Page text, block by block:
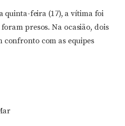
quinta-feira (17), a vítima foi
presos. Na ocasião, dois
com as equipes